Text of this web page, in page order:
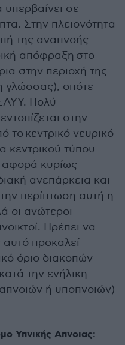
σε
Στην πλειονότητα
της αναπνοής
απόφραξη στο
στην περιοχή της
γλώσσας), οπότε
Πολύ
στην
το κεντρικό νευρικό
κεντρικού τύπου
κυρίως
ανεπάρκεια και
περίπτωση αυτή η
οι ανώτεροι
Πρέπει να
προκαλεί
όριο διακοπών
την ενήλικη
ή υποπνοιών)
Υπνικής Απνοιας: